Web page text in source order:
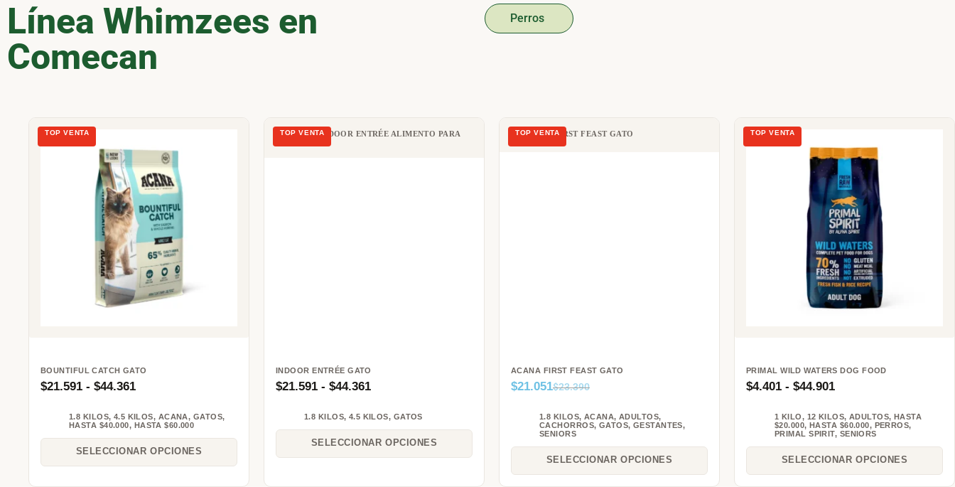
Línea Whimzees en
Comecan
Perros
BOUNTIFUL CATCH GATO
$21.591 - $44.361
1.8 KILOS, 4.5 KILOS, ACANA, GATOS,
HASTA $40.000, HASTA $60.000
SELECCIONAR OPCIONES
INDOOR ENTRÉE GATO
$21.591 - $44.361
1.8 KILOS, 4.5 KILOS, GATOS
SELECCIONAR OPCIONES
ACANA FIRST FEAST GATO
$23.390
$21.051
1.8 KILOS, ACANA, ADULTOS,
CACHORROS, GATOS, GESTANTES,
SENIORS
SELECCIONAR OPCIONES
PRIMAL WILD WATERS DOG FOOD
$4.401 - $44.901
1 KILO, 12 KILOS, ADULTOS, HASTA
$20.000, HASTA $60.000, PERROS,
PRIMAL SPIRIT, SENIORS
SELECCIONAR OPCIONES